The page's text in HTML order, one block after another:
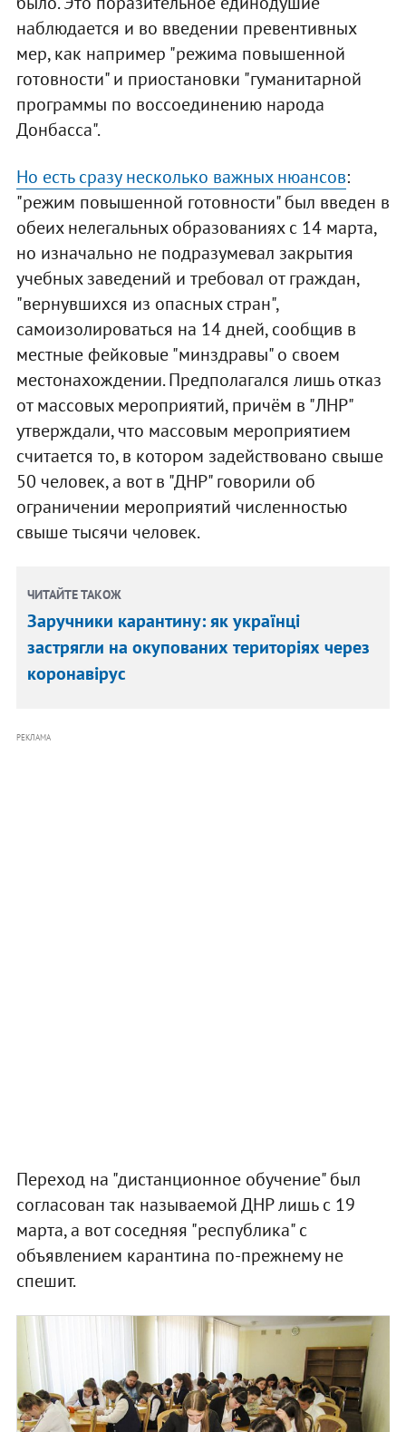
наблюдается и во введении превентивных
мер, как например "режима повышенной
готовности" и приостановки "гуманитарной
программы по воссоединению народа
Донбасса".
Но есть сразу несколько важных нюансов:
"режим повышенной готовности" был введен в
обеих нелегальных образованиях с 14 марта,
но изначально не подразумевал закрытия
учебных заведений и требовал от граждан,
"вернувшихся из опасных стран",
самоизолироваться на 14 дней, сообщив в
местные фейковые "минздравы" о своем
местонахождении. Предполагался лишь отказ
от массовых мероприятий, причём в "ЛНР"
утверждали, что массовым мероприятием
считается то, в котором задействовано свыше
50 человек, а вот в "ДНР" говорили об
ограничении мероприятий численностью
свыше тысячи человек.
ЧИТАЙТЕ ТАКОЖ
Заручники карантину: як українці
застрягли на окупованих територіях через
коронавірус
РЕКЛАМА
Переход на "дистанционное обучение" был
согласован так называемой ДНР лишь с 19
марта, а вот соседняя "республика" с
объявлением карантина по-прежнему не
спешит.